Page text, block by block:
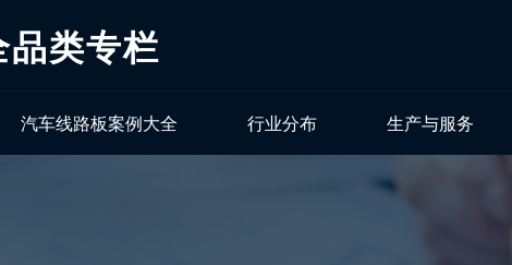
类专栏
汽车线路板案例大全 行业分布 生产与服务